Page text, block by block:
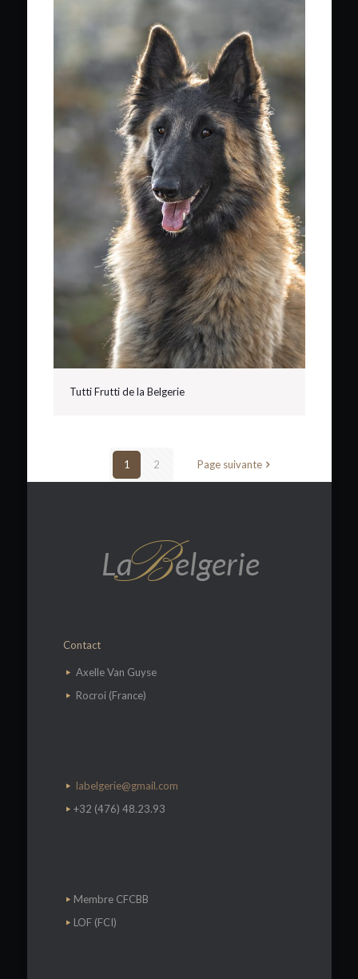
Tutti Frutti de la Belgerie
1 2 Page suivante
Contact
​Axelle Van Guyse
Rocroi (France)
labelgerie@gmail.com
+32 (476) 48.23.93
Membre CFCBB
LOF (FCI)